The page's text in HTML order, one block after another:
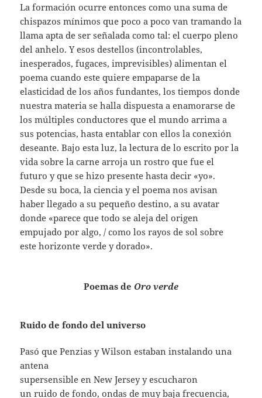
La formación ocurre entonces como una suma de
chispazos mínimos que poco a poco van tramando la
llama apta de ser señalada como tal: el cuerpo pleno
del anhelo. Y esos destellos (incontrolables,
inesperados, fugaces, imprevisibles) alimentan el
poema cuando este quiere empaparse de la
elasticidad de los años fundantes, los tiempos donde
nuestra materia se halla dispuesta a enamorarse de
los múltiples conductores que el mundo arrima a
sus potencias, hasta entablar con ellos la conexión
deseante. Bajo esta luz, la lectura de lo escrito por la
vida sobre la carne arroja un rostro que fue el
futuro y que se hizo presente hasta decir «yo».
Desde su boca, la ciencia y el poema nos avisan
haber llegado a su pequeño destino, a su avatar
donde «parece que todo se aleja del origen
empujado por algo, / como los rayos de sol sobre
este horizonte verde y dorado».
Poemas de Oro verde
Ruido de fondo del universo
Pasó que Penzias y Wilson estaban instalando una
antena
supersensible en New Jersey y escucharon
un ruido de fondo, ondas de muy baja frecuencia,